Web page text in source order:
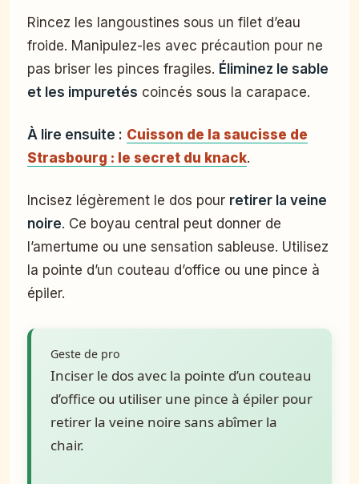
Rincez les langoustines sous un filet d’eau
froide. Manipulez-les avec précaution pour ne
pas briser les pinces fragiles. Éliminez le sable
et les impuretés coincés sous la carapace.
À lire ensuite : Cuisson de la saucisse de
Strasbourg : le secret du knack.
Incisez légèrement le dos pour retirer la veine
noire. Ce boyau central peut donner de
l’amertume ou une sensation sableuse. Utilisez
la pointe d’un couteau d’office ou une pince à
épiler.
Geste de pro
Inciser le dos avec la pointe d’un couteau
d’office ou utiliser une pince à épiler pour
retirer la veine noire sans abîmer la
chair.